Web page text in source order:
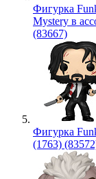
Фигурка
Mystery в
(83667)
Фигурка
(1763)